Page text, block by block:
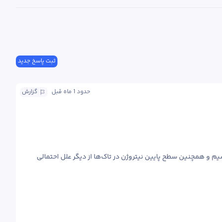
ثبت پاسخ جدید
گزارش حدود 1 ماه قبل